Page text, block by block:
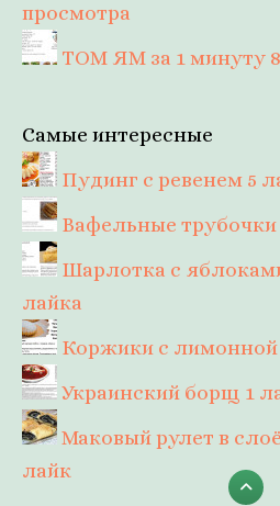
просмотра
ТОМ ЯМ за 1 минуту
Самые интересные
Пудинг с ревенем 5
Вафельные трубочки
Шарлотка с
лайка
Коржики с
Украинский борщ 1
Маковый рулет в
лайк